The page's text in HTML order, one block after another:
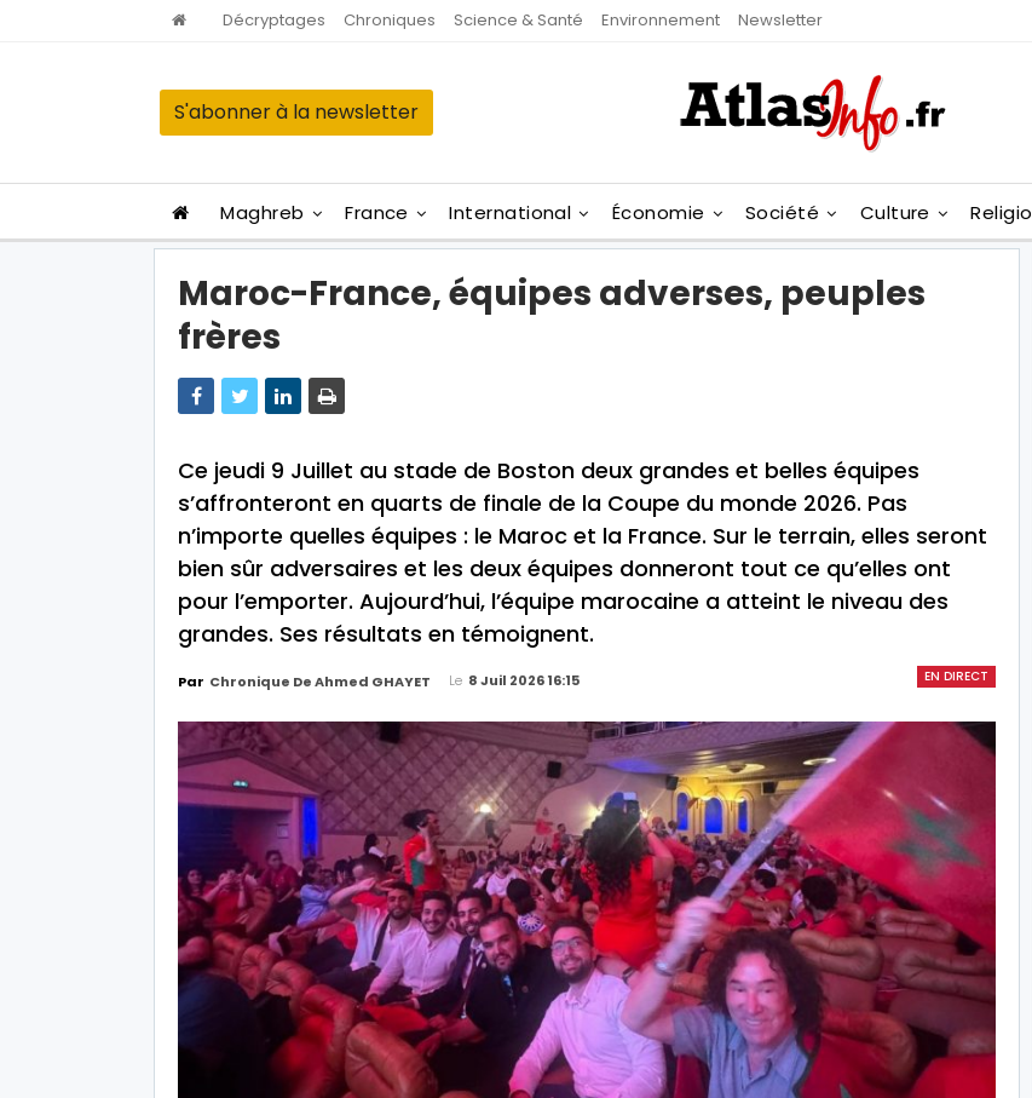
Décryptages Chroniques Science & Santé Environnement Newsletter
S'abonner à la newsletter
Maghreb France International Économie Société Culture
Maroc-France, équipes adverses, peuples
frères
Ce jeudi 9 Juillet au stade de Boston deux grandes et belles équipes
s’affronteront en quarts de finale de la Coupe du monde 2026. Pas
n’importe quelles équipes : le Maroc et la France. Sur le terrain, elles seront
bien sûr adversaires et les deux équipes donneront tout ce qu’elles ont
pour l’emporter. Aujourd’hui, l’équipe marocaine a atteint le niveau des
grandes. Ses résultats en témoignent.
EN DIRECT
Par Chronique De Ahmed GHAYET Le 8 Juil 2026 16:15